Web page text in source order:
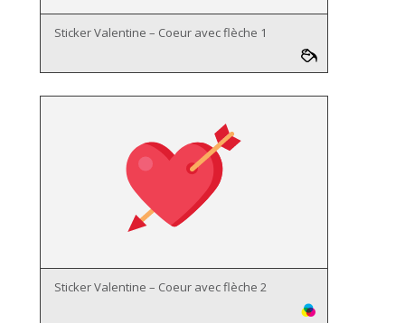
Sticker Valentine – Coeur avec flèche 1
Sticker Valentine – Coeur avec flèche 2